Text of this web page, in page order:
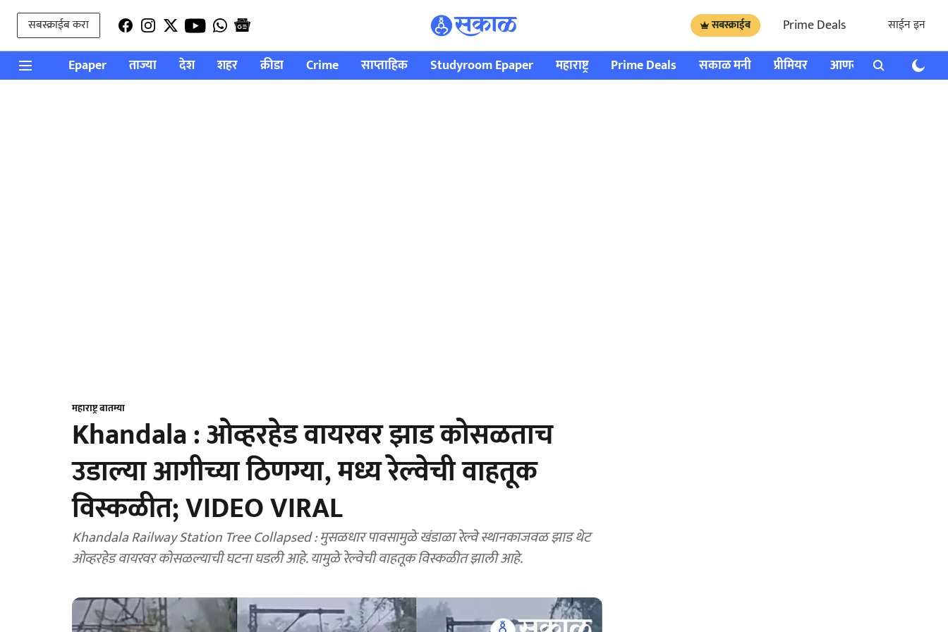
सबस्क्राईब करा सबस्क्राईब Prime Deals साईन इन
Epaper ताज्या देश शहर क्रीडा Crime साप्ताहिक Studyroom Epaper महाराष्ट्र Prime Deals सकाळ मनी प्रीमियर आणखी राशी भविष्य
महाराष्ट्र बातम्या
Khandala : ओव्हरहेड वायरवर झाड कोसळताच
उडाल्या आगीच्या ठिणग्या, मध्य रेल्वेची वाहतूक
विस्कळीत; VIDEO VIRAL
Khandala Railway Station Tree Collapsed : मुसळधार पावसामुळे खंडाळा रेल्वे स्थानकाजवळ झाड थेट
ओव्हरहेड वायरवर कोसळल्याची घटना घडली आहे. यामुळे रेल्वेची वाहतूक विस्कळीत झाली आहे.